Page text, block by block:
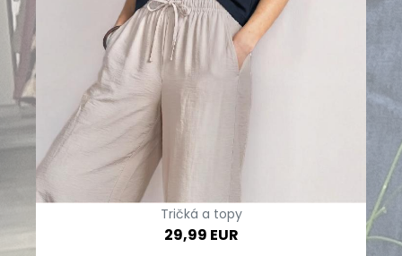
Tričká a topy
29,99 EUR